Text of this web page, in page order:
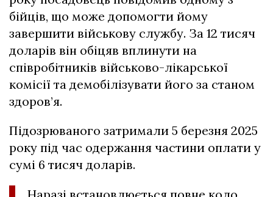
бійців, що може допомогти йому
завершити військову службу. За 12 тисяч
доларів він обіцяв вплинути на
співробітників військово-лікарської
комісії та демобілізувати його за станом
здоров’я.
Підозрюваного затримали 5 березня 2025
року під час одержання частини оплати у
сумі 6 тисяч доларів.